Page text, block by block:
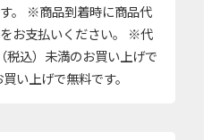
。 ※商品到着時に商品代
お支払いください。 ※代
税込）未満のお買い上げで
い上げで無料です。